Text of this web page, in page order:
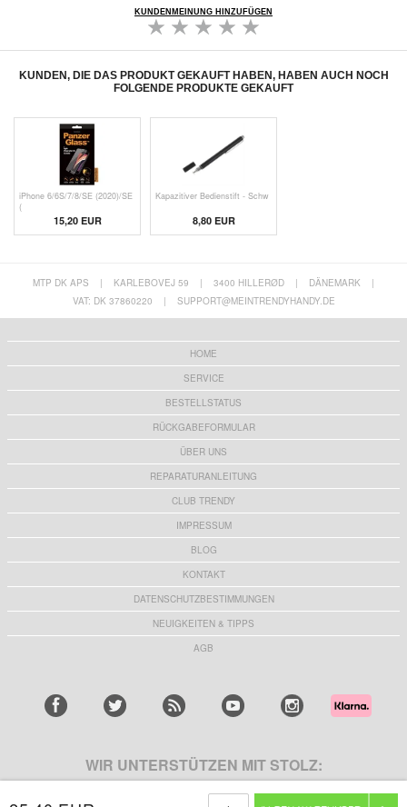
KUNDENMEINUNG HINZUFÜGEN
KUNDEN, DIE DAS PRODUKT GEKAUFT HABEN, HABEN AUCH NOCH
FOLGENDE PRODUKTE GEKAUFT
iPhone 6/6S/7/8/SE (2020)/SE
(
15,20 EUR
Kapazitiver Bedienstift - Schw
8,80 EUR
MTP DK APS | KARLEBOVEJ 59 | 3400 HILLERØD | DÄNEMARK
|
VAT: DK 37860220
| SUPPORT@MEINTRENDYHANDY.DE
HOME
SERVICE
BESTELLSTATUS
RÜCKGABEFORMULAR
ÜBER UNS
REPARATURANLEITUNG
CLUB TRENDY
IMPRESSUM
BLOG
KONTAKT
DATENSCHUTZBESTIMMUNGEN
NEUIGKEITEN & TIPPS
AGB
WIR UNTERSTÜTZEN MIT STOLZ: